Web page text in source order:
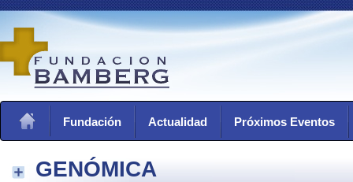
Fundación Actualidad Próximos Eventos
GENÓMICA